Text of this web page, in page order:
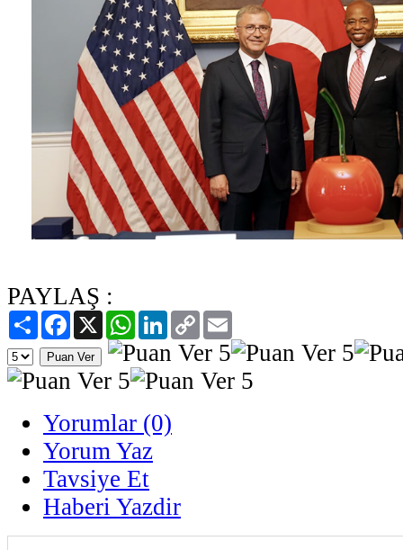
PAYLAŞ :
PaylaşFacebook
X WhatsAppLinkedIn
Copy
Link
Yorumlar (0)
Yorum Yaz
Tavsiye Et
Haberi Yazdir